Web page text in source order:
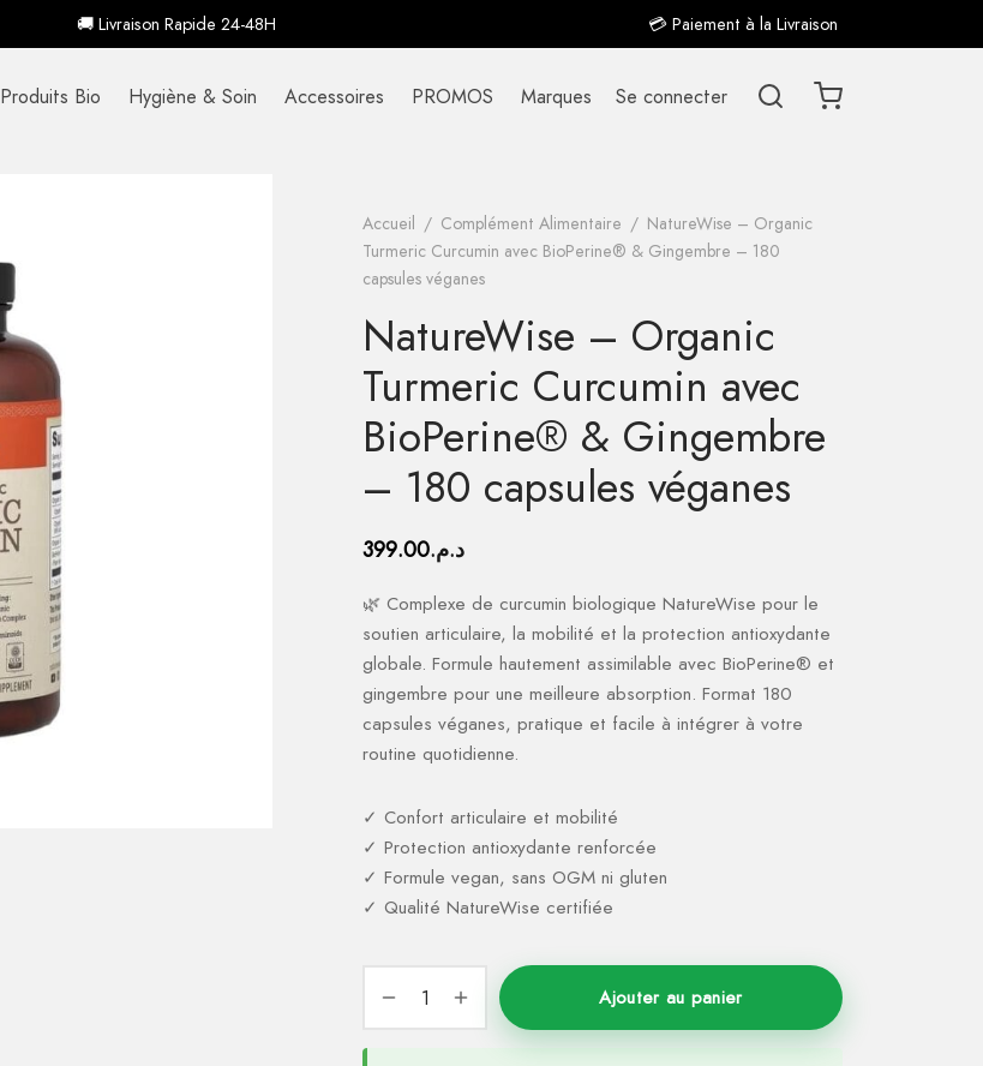
🚚 Livraison Rapide 24-48H 💳 Paiement à la Livraison
Produits Bio Hygiène & Soin Accessoires PROMOS Marques Se connecter
Accueil / Complément Alimentaire / NatureWise – Organic
Turmeric Curcumin avec BioPerine® & Gingembre – 180
capsules véganes
NatureWise – Organic
Turmeric Curcumin avec
BioPerine® & Gingembre
– 180 capsules véganes
د.م.399.00
🌿 Complexe de curcumin biologique NatureWise pour le
soutien articulaire, la mobilité et la protection antioxydante
globale. Formule hautement assimilable avec BioPerine® et
gingembre pour une meilleure absorption. Format 180
capsules véganes, pratique et facile à intégrer à votre
routine quotidienne.
✓ Confort articulaire et mobilité
✓ Protection antioxydante renforcée
✓ Formule vegan, sans OGM ni gluten
✓ Qualité NatureWise certifiée
Ajouter au panier